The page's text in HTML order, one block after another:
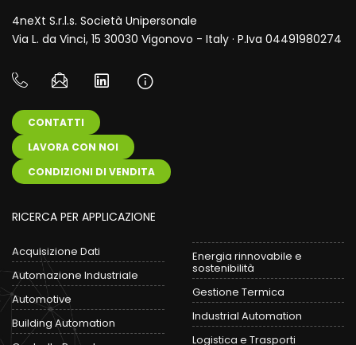
4neXt S.r.l.s. Società Unipersonale
Via L. da Vinci, 15 30030 Vigonovo - Italy · P.Iva 04491980274
CONTATTI
LAVORA CON NOI
CONDIZIONI DI VENDITA
RICERCA PER APPLICAZIONE
Acquisizione Dati
Automazione Industriale
Automotive
Building Automation
Energia rinnovabile e
sostenibilità
Gestione Termica
Industrial Automation
Logistica e Trasporti